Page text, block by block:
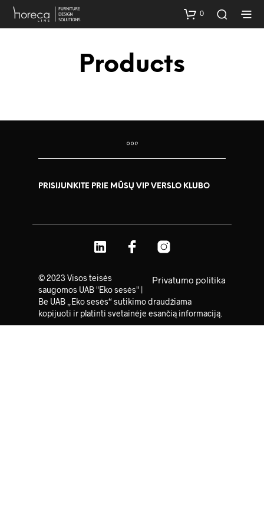
0
Products
PRISIJUNKITE PRIE MŪSŲ VIP VERSLO KLUBO
Privatumo politika
© 2023 Visos teisės
saugomos UAB "Eko sesės" |
Be UAB „Eko sesės“ sutikimo draudžiama
kopijuoti ir platinti svetainėje esančią informaciją.